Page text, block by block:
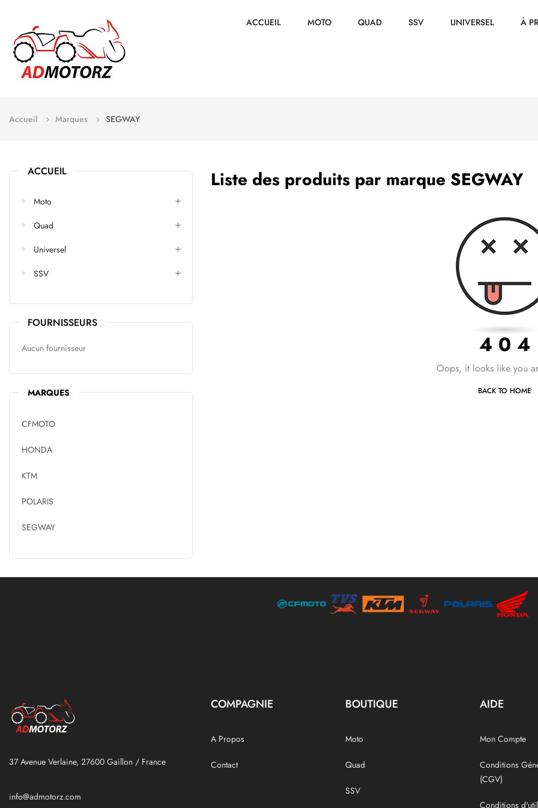
ACCUEIL MOTO QUAD SSV UNIVERSEL À
Accueil Marques SEGWAY
ACCUEIL
Moto
Quad
Universel
SSV
FOURNISSEURS
Aucun fournisseur
MARQUES
CFMOTO
HONDA
KTM
POLARIS
SEGWAY
Liste des produits par marque SEGWAY
4 0 4
Oops, it looks like you
BACK TO HOME
37 Avenue Verlaine, 27600 Gaillon / France
info@admotorz.com
COMPAGNIE
A Propos
Contact
BOUTIQUE
Moto
Quad
SSV
AIDE
Mon Compte
Conditions
(CGV)
Conditions